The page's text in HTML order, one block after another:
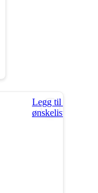
Legg til i
ønskeliste